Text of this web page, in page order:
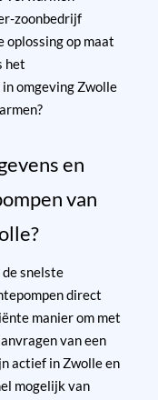
zoonbedrijf
oplossing op maat
het
omgeving Zwolle
en
van
snelste
direct
manier om met
van een
actief in Zwolle en
mogelijk van